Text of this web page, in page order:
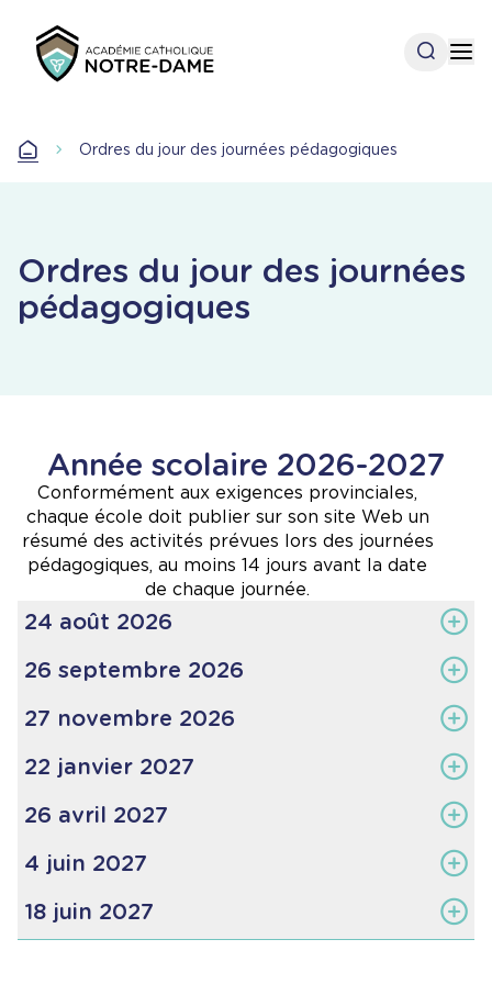
contenu
principal
Open
AccueilOrdres du jour des journées pédagogiques
Ordres du jour des journées
pédagogiques
Année scolaire 2026-2027
Conformément aux exigences provinciales,
chaque école doit publier sur son site Web un
résumé des activités prévues lors des journées
pédagogiques, au moins 14 jours avant la date
de chaque journée.
24 août 2026
Accueil du personnel
26 septembre 2026
À venir
27 novembre 2026
À venir
22 janvier 2027
À venir
26 avril 2027
À venir
4 juin 2027
À venir
18 juin 2027